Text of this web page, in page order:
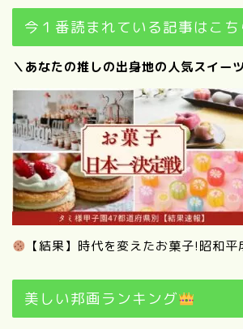
今１番読まれている記事はこち
＼あなたの推しの出身地の人気スイー
【結果】時代を変えたお菓子!昭和
美しい邦画ランキング